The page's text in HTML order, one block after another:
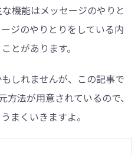
機能はメッセージのやりと
ジのやりとりをしている内
とがあります。
しれませんが、この記事で
法が用意されているので、
まくいきますよ。